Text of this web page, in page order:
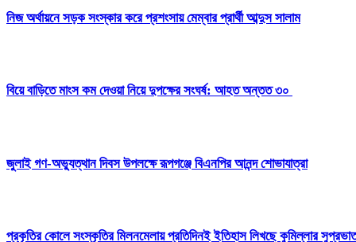
নিজ অর্থায়নে সড়ক সংস্কার করে প্রশংসায় মেম্বার প্রার্থী আব্দুস সালাম
বিয়ে বাড়িতে মাংস কম দেওয়া নিয়ে দুপক্ষের সংঘর্ষ: আহত অন্তত ৩০ ​
জুলাই গণ-অভ্যুত্থান দিবস উপলক্ষে রূপগঞ্জে বিএনপির আনন্দ শোভাযাত্রা
প্রকৃতির কোলে সংস্কৃতির মিলনমেলায় প্রতিদিনই ইতিহাস লিখছে কুমিল্লার